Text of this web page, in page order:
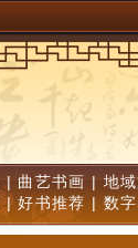
| 曲艺书画 | 地
|好书推荐 | 数